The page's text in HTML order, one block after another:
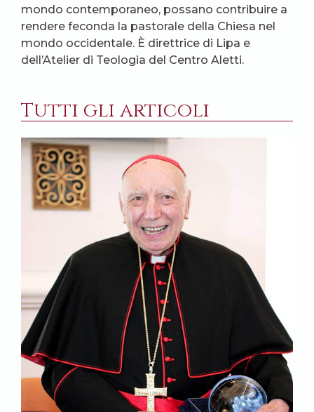
mondo contemporaneo, possano contribuire a
rendere feconda la pastorale della Chiesa nel
mondo occidentale. È direttrice di Lipa e
dell’Atelier di Teologia del Centro Aletti.
Tutti gli articoli